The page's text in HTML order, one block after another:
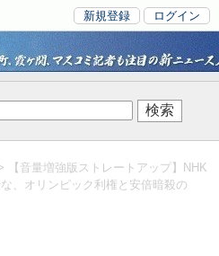
新規登録 ログイン
【音量増強版ストレートアップ】NHK
、オリンピック利権と安倍暗殺の